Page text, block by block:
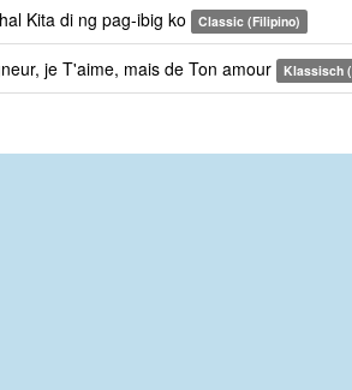
Kita di ng pag-ibig ko Classic (Filipino)
je T'aime, mais de Ton amour Klassisch